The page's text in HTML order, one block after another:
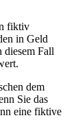
fiktiv
in Geld
diesem Fall
dem
Sie das
eine fiktive